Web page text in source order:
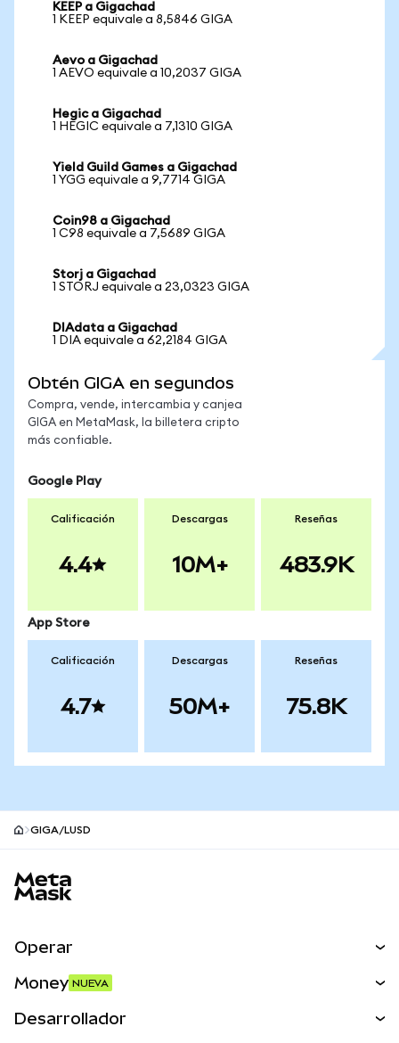
KEEP a Gigachad
1 KEEP equivale a 8,5846 GIGA
Aevo a Gigachad
1 AEVO equivale a 10,2037 GIGA
Hegic a Gigachad
1 HEGIC equivale a 7,1310 GIGA
Yield Guild Games a Gigachad
1 YGG equivale a 9,7714 GIGA
Coin98 a Gigachad
1 C98 equivale a 7,5689 GIGA
Storj a Gigachad
1 STORJ equivale a 23,0323 GIGA
DIAdata a Gigachad
1 DIA equivale a 62,2184 GIGA
Obtén GIGA en segundos
Compra, vende, intercambia y canjea
GIGA en MetaMask, la billetera cripto
más confiable.
Google Play
Calificación
4.4
Descargas
10M+
Reseñas
483.9K
App Store
Calificación
4.7
Descargas
50M+
Reseñas
75.8K
GIGA/LUSD
Operar
Money NUEVA
Desarrollador